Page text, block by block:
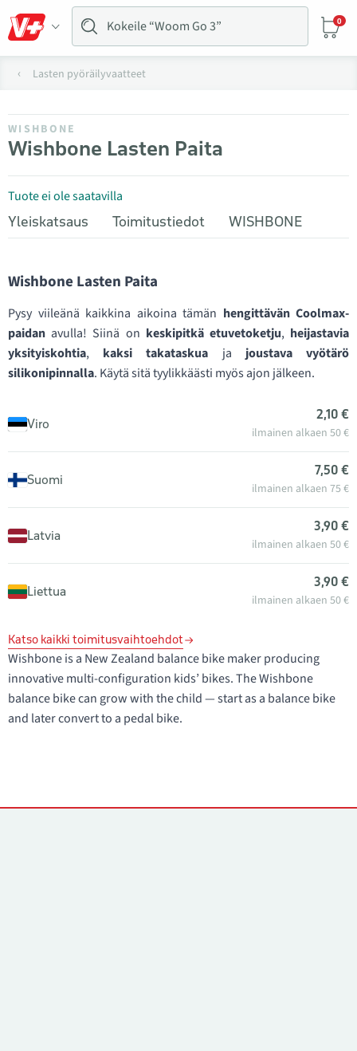
0
Lasten pyöräilyvaatteet
WISHBONE
Wishbone Lasten Paita
Tuote ei ole saatavilla
Yleiskatsaus
Toimitustiedot WISHBONE
Wishbone Lasten Paita
Pysy viileänä kaikkina aikoina tämän hengittävän Coolmax-
paidan avulla! Siinä on keskipitkä etuvetoketju, heijastavia
yksityiskohtia, kaksi takataskua ja joustava vyötärö
silikonipinnalla. Käytä sitä tyylikkäästi myös ajon jälkeen.
Viro
2,10 €
ilmainen alkaen 50 €
Suomi
7,50 €
ilmainen alkaen 75 €
Latvia
3,90 €
ilmainen alkaen 50 €
Liettua
3,90 €
ilmainen alkaen 50 €
Katso kaikki toimitusvaihtoehdot
Wishbone is a New Zealand balance bike maker producing
innovative multi-configuration kids’ bikes. The Wishbone
balance bike can grow with the child — start as a balance bike
and later convert to a pedal bike.